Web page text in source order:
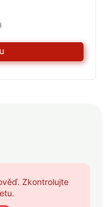
Zkontrolujte